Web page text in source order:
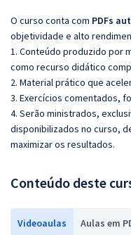
O curso conta com PDFs
objetividade e alto
1. Conteúdo produzido por
como recurso didático
2. Material prático que
3. Exercícios comentados,
4. Serão ministrados,
disponibilizados no curso,
maximizar os resultados.
Conteúdo deste
Videoaulas Aulas em